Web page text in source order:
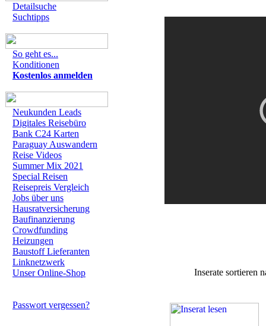
Detailsuche
Suchtipps
So geht es...
Konditionen
Kostenlos anmelden
Neukunden Leads
Digitales Reisebüro
Bank C24 Karten
Paraguay Auswandern
Reise Videos
Summer Mix 2021
Special Reisen
Reisepreis Vergleich
Jobs über uns
Hausratversicherung
Baufinanzierung
Crowdfunding
Heizungen
Baustoff Lieferanten
Linknetzwerk
Unser Online-Shop
Passwort vergessen?
Inserate